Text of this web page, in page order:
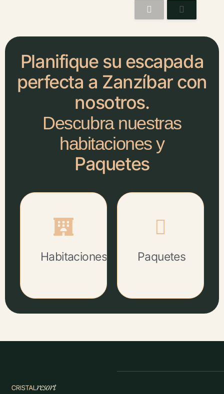
Planifique su escapada
perfecta a Zanzíbar con
nosotros.
Descubra nuestras
habitaciones y
Paquetes
Habitaciones Paquetes